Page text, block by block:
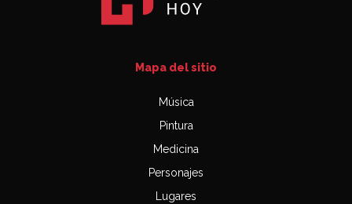
Mapa del sitio
Música
Pintura
Medicina
Personajes
Lugares